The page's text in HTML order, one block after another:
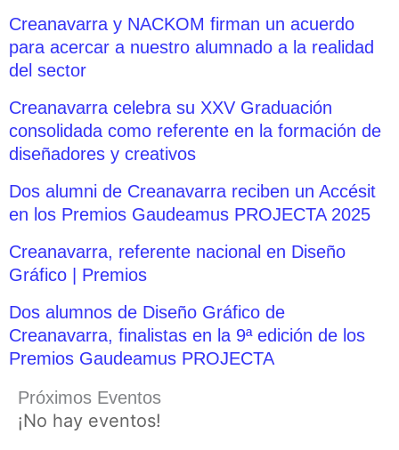
Creanavarra y NACKOM firman un acuerdo
para acercar a nuestro alumnado a la realidad
del sector
Creanavarra celebra su XXV Graduación
consolidada como referente en la formación de
diseñadores y creativos
Dos alumni de Creanavarra reciben un Accésit
en los Premios Gaudeamus PROJECTA 2025
Creanavarra, referente nacional en Diseño
Gráfico | Premios
Dos alumnos de Diseño Gráfico de
Creanavarra, finalistas en la 9ª edición de los
Premios Gaudeamus PROJECTA
Próximos Eventos
¡No hay eventos!